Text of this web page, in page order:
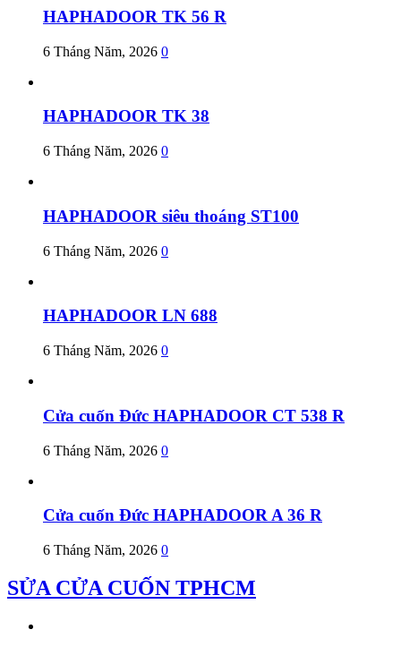
HAPHADOOR TK 56 R
6 Tháng Năm, 2026 0
HAPHADOOR TK 38
6 Tháng Năm, 2026 0
HAPHADOOR siêu thoáng ST100
6 Tháng Năm, 2026 0
HAPHADOOR LN 688
6 Tháng Năm, 2026 0
Cửa cuốn Đức HAPHADOOR CT 538 R
6 Tháng Năm, 2026 0
Cửa cuốn Đức HAPHADOOR A 36 R
6 Tháng Năm, 2026 0
SỬA CỬA CUỐN TPHCM